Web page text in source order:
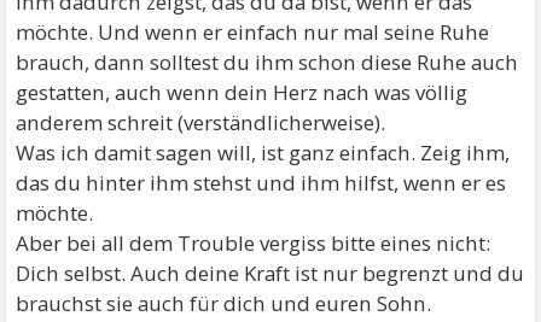
möchte. Und wenn er einfach nur mal seine Ruhe
brauch, dann solltest du ihm schon diese Ruhe auch
gestatten, auch wenn dein Herz nach was völlig
anderem schreit (verständlicherweise).
Was ich damit sagen will, ist ganz einfach. Zeig ihm,
das du hinter ihm stehst und ihm hilfst, wenn er es
möchte.
Aber bei all dem Trouble vergiss bitte eines nicht:
Dich selbst. Auch deine Kraft ist nur begrenzt und du
brauchst sie auch für dich und euren Sohn.